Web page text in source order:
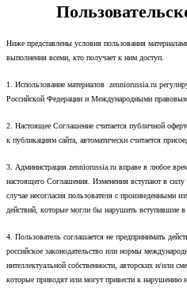
Ниже представлены условия пользования
выполнения всеми, кто получает к ним доступ.
1. Использование материалов zenniorussia.ru
Российской Федерации и Международными
2. Настоящее Соглашение считается публичной
к публикациям сайта, автоматически считается
3. Администрация zenniorussia.ru вправе в любое
настоящего Соглашения. Изменения вступают в
случае несогласия пользователя с произведенными
действий, которые могли бы нарушить вступившие
4. Пользователь соглашается не предпринимать
российское законодательство или нормы
интеллектуальной собственности, авторских и/или
которые приводят или могут привести к нарушению